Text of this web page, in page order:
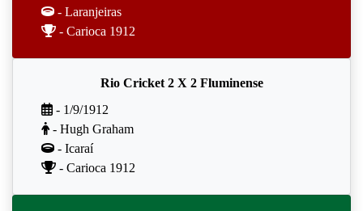
- Laranjeiras
- Carioca 1912
Rio Cricket 2 X 2 Fluminense
- 1/9/1912
- Hugh Graham
- Icaraí
- Carioca 1912